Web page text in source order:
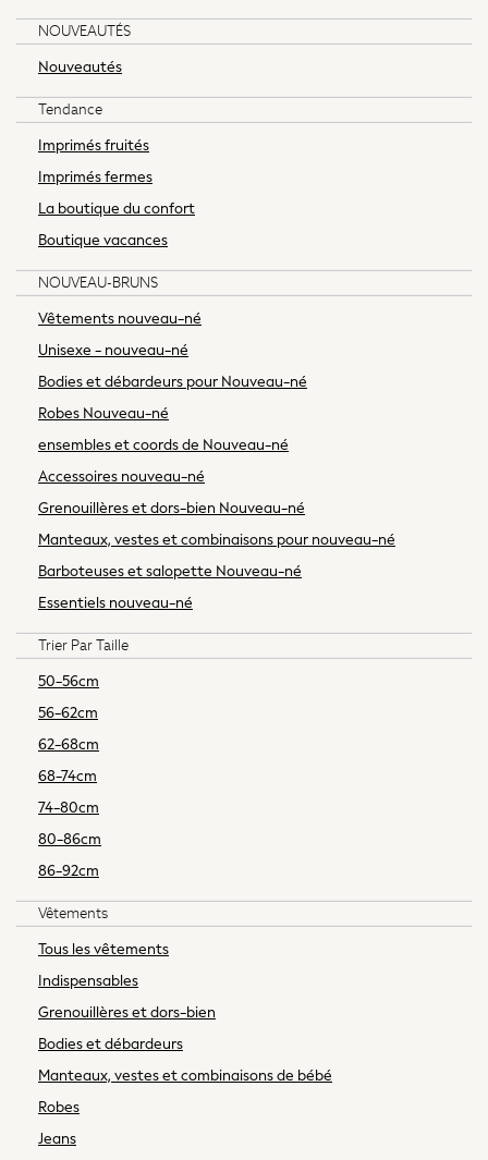
BABY
50-56cm
62-68cm
68-74cm
80-86cm
86-92cm
Boys
Girls
All Maternity
All Clothing
Cardigans & Knitwear
Coats & Pramsuits
Dungarees
Leggings
Occasionwear
Sets & Outfits
Socks & Tights
Tops & T-Shirts
Trousers & Joggers
All Newborn Clothing
Vests
Sleepsuits
Rompersuits
All Footwear
First Walkers
All Accessories
Hats
All Nursery
Blankets
Muslins
Towels
Bibs
A-Z Brands
NOUVEAUTÉS
Nouveautés
Tendance
Imprimés fruités
Imprimés fermes
La boutique du confort
Boutique vacances
NOUVEAU-BRUNS
Vêtements nouveau-né
Unisexe - nouveau-né
Bodies et débardeurs pour Nouveau-né
Robes Nouveau-né
ensembles et coords de Nouveau-né
Accessoires nouveau-né
Grenouillères et dors-bien Nouveau-né
Manteaux, vestes et combinaisons pour nouveau-né
Barboteuses et salopette Nouveau-né
Essentiels nouveau-né
Trier Par Taille
50-56cm
56-62cm
62-68cm
68-74cm
74-80cm
80-86cm
86-92cm
Vêtements
Tous les vêtements
Indispensables
Grenouillères et dors-bien
Bodies et débardeurs
Manteaux, vestes et combinaisons de bébé
Robes
Jeans